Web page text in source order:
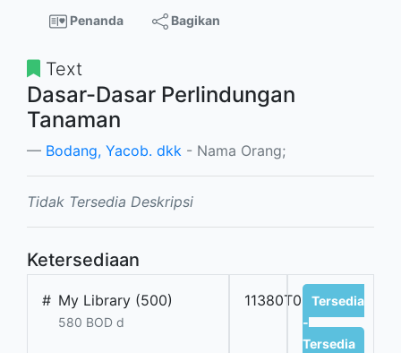
Penanda Bagikan
Text
Dasar-Dasar Perlindungan
Tanaman
Bodang, Yacob. dkk - Nama Orang;
Tidak Tersedia Deskripsi
Ketersediaan
# My Library (500)
580 BOD d
11380T01
Tersedia
-
Tersedia